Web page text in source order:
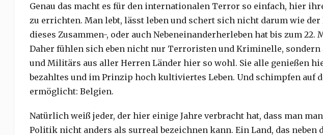
Genau das macht es für den internationalen Terror so einfach, hier
zu errichten. Man lebt, lässt leben und schert sich nicht darum wie der
dieses Zusammen-, oder auch Nebeneinanderherleben hat bis zum 22.
Daher fühlen sich eben nicht nur Terroristen und Kriminelle, sondern
und Militärs aus aller Herren Länder hier so wohl. Sie alle genießen
bezahltes und im Prinzip hoch kultiviertes Leben. Und schimpfen auf
ermöglicht: Belgien.
Natürlich weiß jeder, der hier einige Jahre verbracht hat, dass man
Politik nicht anders als surreal bezeichnen kann. Ein Land, das neben